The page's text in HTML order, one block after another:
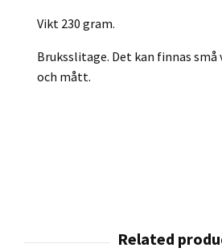
Vikt 230 gram.
Bruksslitage. Det kan finnas
och mått.